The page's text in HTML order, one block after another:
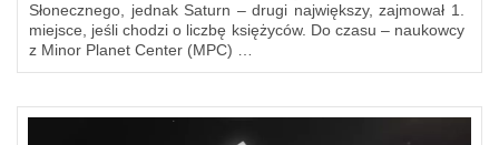
Słonecznego, jednak Saturn – drugi największy, zajmował 1.
miejsce, jeśli chodzi o liczbę księżyców. Do czasu – naukowcy
z Minor Planet Center (MPC) …